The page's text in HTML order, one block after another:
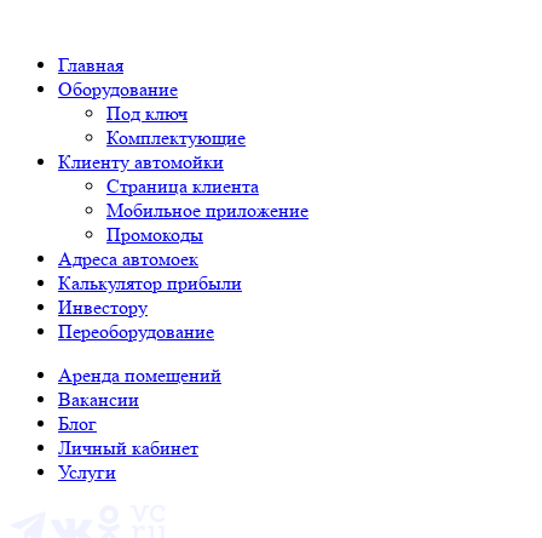
Главная
Оборудование
Под ключ
Комплектующие
Клиенту автомойки
Страница клиента
Мобильное приложение
Промокоды
Адреса автомоек
Калькулятор прибыли
Инвестору
Переоборудование
Аренда помещений
Вакансии
Блог
Личный кабинет
Услуги